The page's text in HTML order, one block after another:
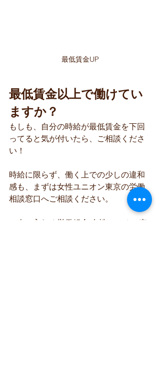
最低賃金UP
最低賃金以上で働けてい
ますか？
もしも、自分の時給が最低賃金を下回
ってると気が付いたら、ご相談くださ
い！
時給に限らず、働く上での少しの違和
感も、まずは女性ユニオン東京の労働
相談窓口へご相談ください。
一人で入れる労働組合 女性ユニオン東